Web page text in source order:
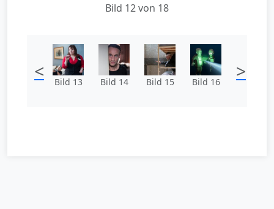
Bild 12 von 18
< Bild 13 Bild 14 Bild 15 Bild 16 >